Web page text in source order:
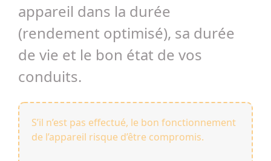
appareil dans la durée
(rendement optimisé), sa durée
de vie et le bon état de vos
conduits.
S’il n’est pas effectué, le bon fonctionnement
de l’appareil risque d’être compromis.